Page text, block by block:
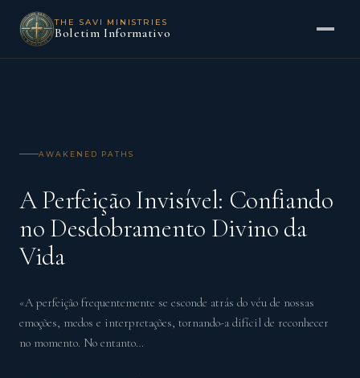
THE SAVI MINISTRIES
Boletim Informativo
AWAKENED PATHS
A Perfeição Invisível: Confiando
no Desdobramento Divino da
Vida
«A perfeição frequentemente se esconde atrás do véu de nossas
emoções, medos e interpretações, tornando-a difícil de reconhecer
no momento. No entanto…